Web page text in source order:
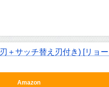
＋サッチ替え刃付き) [リョ
Amazon